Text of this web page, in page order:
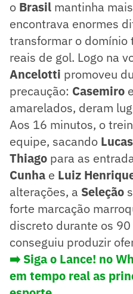
o Brasil mantinha
encontrava enormes
transformar o domínio
reais de gol. Logo na
Ancelotti promoveu
precaução: Casemiro e
amarelados, deram
Aos 16 minutos, o
equipe, sacando
Thiago para as
Cunha e Luiz
alterações, a Seleção
forte marcação
discreto durante os
conseguiu produzir
➡️ Siga o Lance! no
em tempo real as